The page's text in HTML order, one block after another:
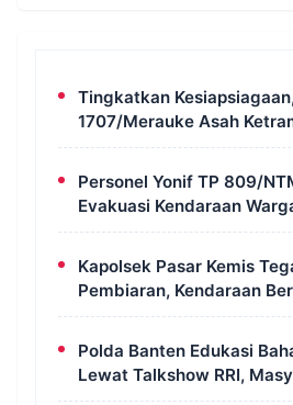
Tingkatkan
1707/Merauke Asah
Petugas Damkar
Personel Yonif TP 809/
Evakuasi Kendaraan
Terperosok ke Jurang
Kapolsek Pasar Kemis
Pembiaran, Kendaraan
Bahu Jalan Langsung
Polda Banten Edukasi
Lewat Talkshow RRI,
Diingatkan Ancaman